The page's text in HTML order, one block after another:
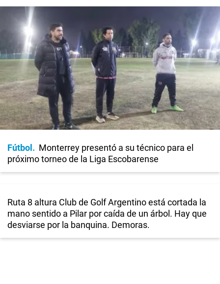
Fútbol
Monterrey presentó a su técnico para el
próximo torneo de la Liga Escobarense
Ruta 8 altura Club de Golf Argentino está cortada la
mano sentido a Pilar por caída de un árbol. Hay que
desviarse por la banquina. Demoras.